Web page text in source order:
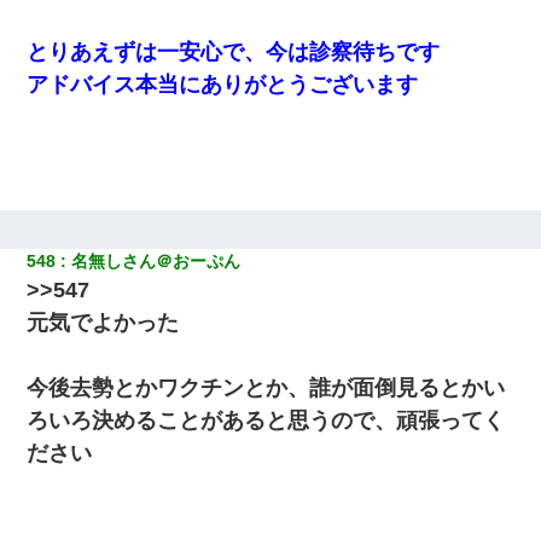
とりあえずは一安心で、今は診察待ちです
アドバイス本当にありがとうございます
548 名無しさん＠おーぷん
>>547
元気でよかった
今後去勢とかワクチンとか、誰が面倒見るとかい
ろいろ決めることがあると思うので、頑張ってく
ださい